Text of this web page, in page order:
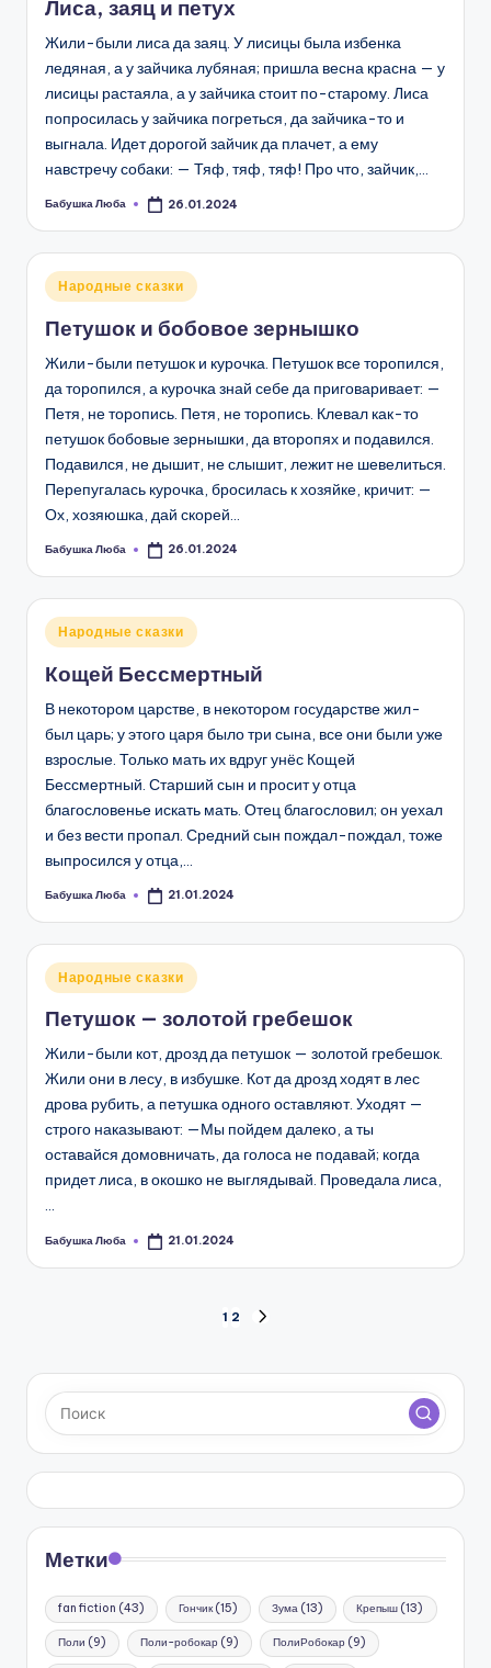
Лиса, заяц и петух
Жили-были лиса да заяц. У лисицы была избенка
ледяная, а у зайчика лубяная; пришла весна красна — у
лисицы растаяла, а у зайчика стоит по-старому. Лиса
попросилась у зайчика погреться, да зайчика-то и
выгнала. Идет дорогой зайчик да плачет, а ему
навстречу собаки: — Тяф, тяф, тяф! Про что, зайчик,…
Запись
Бабушка Люба 26.01.2024
Опубликовано
Народные сказки
Петушок и бобовое зернышко
Жили-были петушок и курочка. Петушок все торопился,
да торопился, а курочка знай себе да приговаривает: —
Петя, не торопись. Петя, не торопись. Клевал как-то
петушок бобовые зернышки, да второпях и подавился.
Подавился, не дышит, не слышит, лежит не шевелиться.
Перепугалась курочка, бросилась к хозяйке, кричит: —
Ох, хозяюшка, дай скорей…
Запись
Бабушка Люба 26.01.2024
Опубликовано
Народные сказки
Кощей Бессмертный
В некотором царстве, в некотором государстве жил-
был царь; у этого царя было три сына, все они были уже
взрослые. Только мать их вдруг унёс Кощей
Бессмертный. Старший сын и просит у отца
благословенье искать мать. Отец благословил; он уехал
и без вести пропал. Средний сын пождал-пождал, тоже
выпросился у отца,…
Запись
Бабушка Люба 21.01.2024
Опубликовано
Народные сказки
Петушок — золотой гребешок
Жили-были кот, дрозд да петушок — золотой гребешок.
Жили они в лесу, в избушке. Кот да дрозд ходят в лес
дрова рубить, а петушка одного оставляют. Уходят —
строго наказывают: —Мы пойдем далеко, а ты
оставайся домовничать, да голоса не подавай; когда
придет лиса, в окошко не выглядывай. Проведала лиса,
…
Запись
Бабушка Люба 21.01.2024
записей
1 2
Метки
fan fiction (43) Гончик(15) Зума(13) Крепыш (13)
Поли (9) Поли-робокар (9) ПолиРобокар (9)